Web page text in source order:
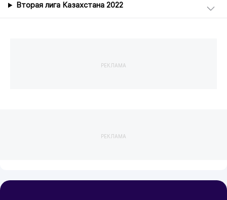
Вторая лига Казахстана 2022
РЕКЛАМА
РЕКЛАМА